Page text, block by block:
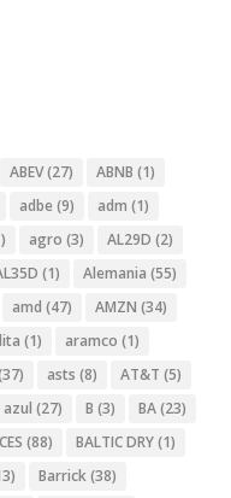
ABEV(27) ABNB (1)
adbe (9) adm (1)
agro (3) AL29D (2)
(1) Alemania (55)
amd (47) AMZN (34)
(1) aramco (1)
asts (8) AT&T (5)
azul (27) B (3) BA(23)
(88) BALTIC DRY(1)
Barrick(38)